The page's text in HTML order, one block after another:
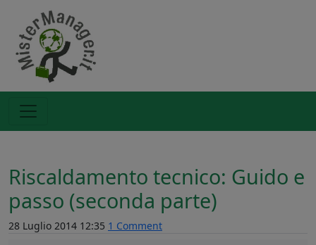
Riscaldamento tecnico: Guido e
passo (seconda parte)
28 Luglio 2014 12:35 1 Comment